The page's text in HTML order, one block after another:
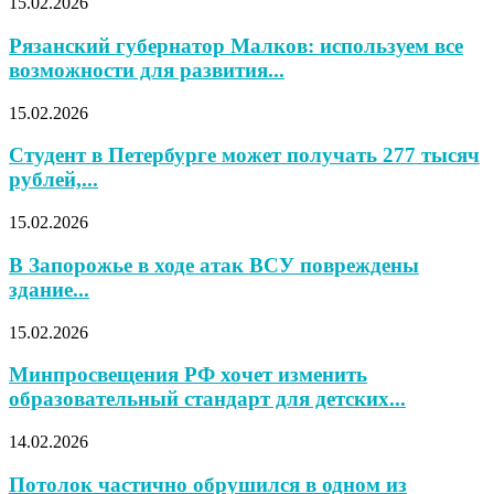
Рязанский губернатор Малков: используем все
возможности для развития...
15.02.2026
Студент в Петербурге может получать 277 тысяч
рублей,...
15.02.2026
В Запорожье в ходе атак ВСУ повреждены
здание...
15.02.2026
Минпросвещения РФ хочет изменить
образовательный стандарт для детских...
14.02.2026
Потолок частично обрушился в одном из